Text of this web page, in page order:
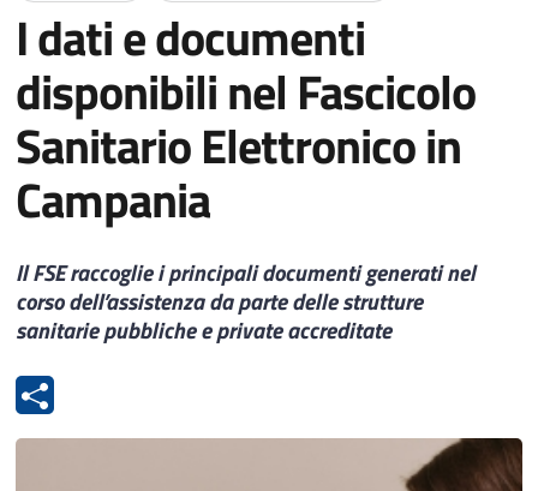
I dati e documenti
disponibili nel Fascicolo
Sanitario Elettronico in
Campania
Il FSE raccoglie i principali documenti generati nel
corso dell’assistenza da parte delle strutture
sanitarie pubbliche e private accreditate